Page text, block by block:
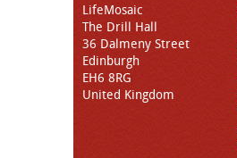
LifeMosaic
The Drill Hall
36 Dalmeny Street
Edinburgh
EH6 8RG
United Kingdom